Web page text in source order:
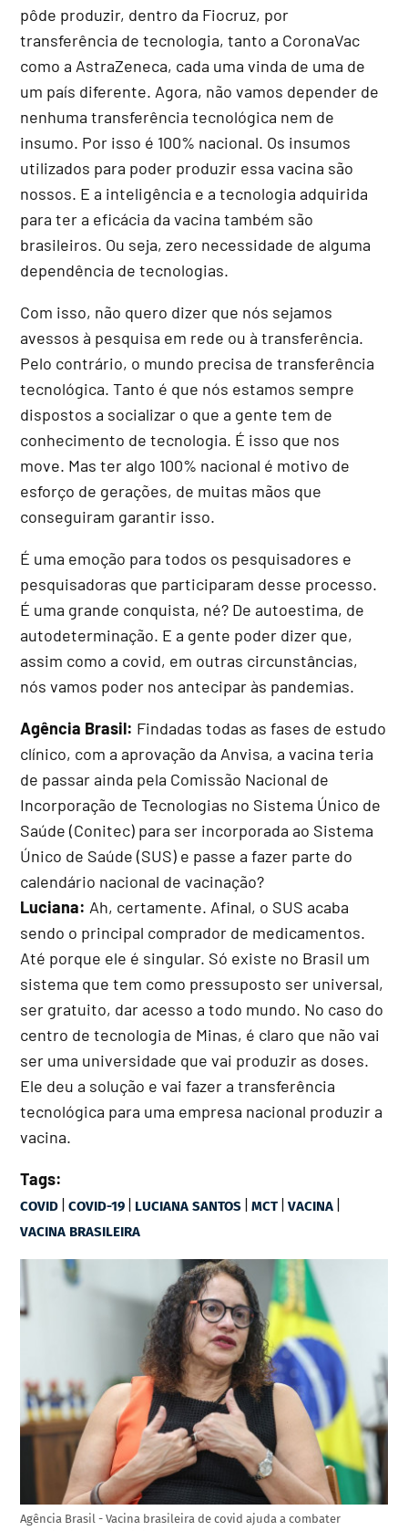
pôde produzir, dentro da Fiocruz, por
transferência de tecnologia, tanto a CoronaVac
como a AstraZeneca, cada uma vinda de uma de
um país diferente. Agora, não vamos depender de
nenhuma transferência tecnológica nem de
insumo. Por isso é 100% nacional. Os insumos
utilizados para poder produzir essa vacina são
nossos. E a inteligência e a tecnologia adquirida
para ter a eficácia da vacina também são
brasileiros. Ou seja, zero necessidade de alguma
dependência de tecnologias.
Com isso, não quero dizer que nós sejamos
avessos à pesquisa em rede ou à transferência.
Pelo contrário, o mundo precisa de transferência
tecnológica. Tanto é que nós estamos sempre
dispostos a socializar o que a gente tem de
conhecimento de tecnologia. É isso que nos
move. Mas ter algo 100% nacional é motivo de
esforço de gerações, de muitas mãos que
conseguiram garantir isso.
É uma emoção para todos os pesquisadores e
pesquisadoras que participaram desse processo.
É uma grande conquista, né? De autoestima, de
autodeterminação. E a gente poder dizer que,
assim como a covid, em outras circunstâncias,
nós vamos poder nos antecipar às pandemias.
Agência Brasil: Findadas todas as fases de estudo
clínico, com a aprovação da Anvisa, a vacina teria
de passar ainda pela Comissão Nacional de
Incorporação de Tecnologias no Sistema Único de
Saúde (Conitec) para ser incorporada ao Sistema
Único de Saúde (SUS) e passe a fazer parte do
calendário nacional de vacinação?
Luciana: Ah, certamente. Afinal, o SUS acaba
sendo o principal comprador de medicamentos.
Até porque ele é singular. Só existe no Brasil um
sistema que tem como pressuposto ser universal,
ser gratuito, dar acesso a todo mundo. No caso do
centro de tecnologia de Minas, é claro que não vai
ser uma universidade que vai produzir as doses.
Ele deu a solução e vai fazer a transferência
tecnológica para uma empresa nacional produzir a
vacina.
Tags:
COVID |COVID-19 | LUCIANA SANTOS |MCT |VACINA |
VACINA BRASILEIRA
Agência Brasil - Vacina brasileira de covid ajuda a combater